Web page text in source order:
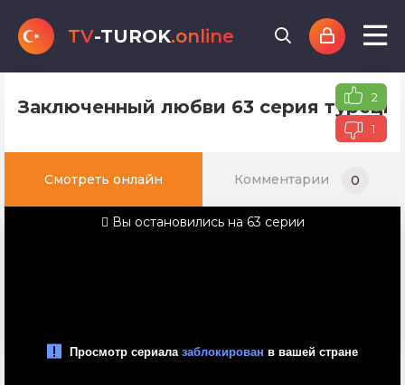
TV-TUROK.online
Заключенный любви 63 серия 2
1
Смотреть онлайн Комментарии 0
Вы остановились на 63 серии